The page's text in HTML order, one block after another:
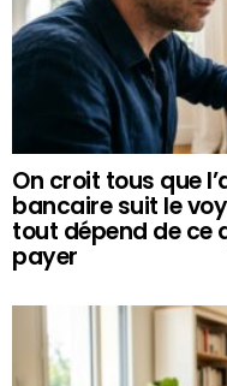
On croit tous que
bancaire suit le
tout dépend de ce
payer